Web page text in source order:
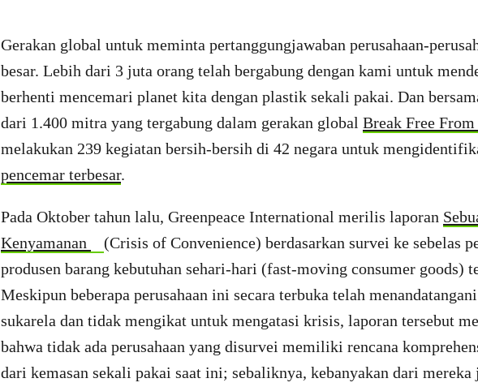
Gerakan global untuk meminta pertanggungjawaban perusahaan-
besar. Lebih dari 3 juta orang telah bergabung dengan kami untuk
berhenti mencemari planet kita dengan plastik sekali pakai. Dan
dari 1.400 mitra yang tergabung dalam gerakan global Break Free
melakukan 239 kegiatan bersih-bersih di 42 negara untuk
pencemar terbesar.
Pada Oktober tahun lalu, Greenpeace International merilis laporan
Kenyamanan
(Crisis of Convenience) berdasarkan survei ke sebelas
produsen barang kebutuhan sehari-hari (fast-moving consumer goods)
Meskipun beberapa perusahaan ini secara terbuka telah menandatangani
sukarela dan tidak mengikat untuk mengatasi krisis, laporan tersebut
bahwa tidak ada perusahaan yang disurvei memiliki rencana
dari kemasan sekali pakai saat ini; sebaliknya, kebanyakan dari mereka